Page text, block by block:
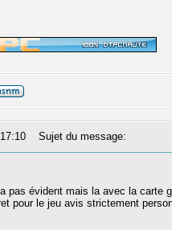
Sujet du message:
pas évident mais la avec la carte
pour le jeu avis strictement